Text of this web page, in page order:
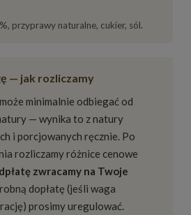
przyprawy naturalne, cukier, sól.
— jak rozliczamy
minimalnie odbiegać od
— wynika to z natury
i porcjowanych ręcznie. Po
rozliczamy różnice cenowe
zwracamy na Twoje
dopłatę (jeśli waga
prosimy uregulować.